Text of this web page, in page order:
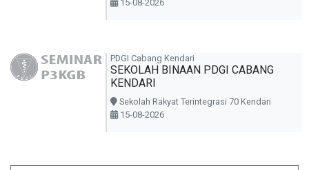
Zoom
PDGI Cabang Kendari
SEKOLAH BINAAN PDGI CABANG
KENDARI
Sekolah Rakyat Terintegrasi 70 Kendari